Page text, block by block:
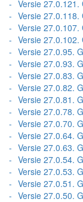
Versie
Versie
Versie
Versie
Versie 27.0.95.
Versie 27.0.93.
Versie 27.0.83.
Versie 27.0.82.
Versie 27.0.81.
Versie 27.0.78.
Versie 27.0.70.
Versie 27.0.64.
Versie 27.0.63.
Versie 27.0.54.
Versie 27.0.53.
Versie 27.0.51.
Versie 27.0.50.